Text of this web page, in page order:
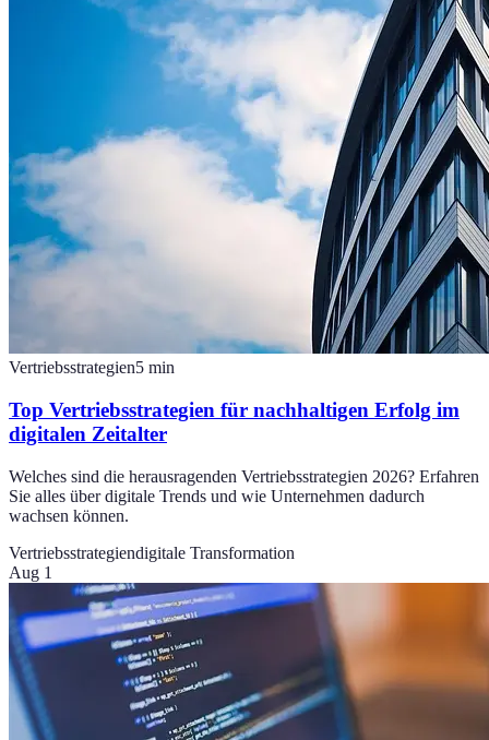
Vertriebsstrategien5 min
Top Vertriebsstrategien für nachhaltigen Erfolg im
digitalen Zeitalter
Welches sind die herausragenden Vertriebsstrategien 2026? Erfahren
Sie alles über digitale Trends und wie Unternehmen dadurch
wachsen können.
Vertriebsstrategiendigitale Transformation
Aug 1